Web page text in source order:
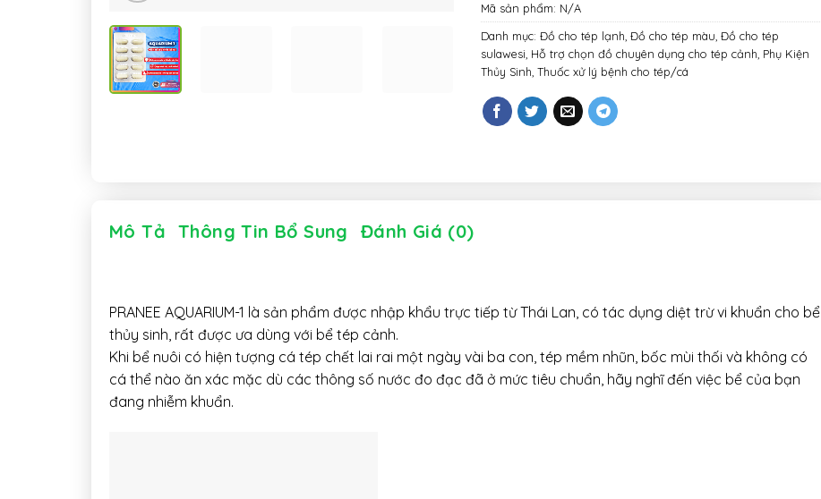
Mã sản phẩm: N/A
Danh mục: Đồ cho tép lạnh, Đồ cho tép màu, Đồ cho tép
sulawesi, Hỗ trợ chọn đồ chuyên dụng cho tép cảnh, Phụ Kiện
Thủy Sinh, Thuốc xử lý bệnh cho tép/cá
Mô Tả Thông Tin Bổ Sung Đánh Giá (0)
PRANEE AQUARIUM-1 là sản phẩm được nhập khẩu trực tiếp từ Thái Lan, có tác dụng diệt trừ vi khuẩn cho bể
thủy sinh, rất được ưa dùng với bể tép cảnh.
Khi bể nuôi có hiện tượng cá tép chết lai rai một ngày vài ba con, tép mềm nhũn, bốc mùi thối và không có
cá thể nào ăn xác mặc dù các thông số nước đo đạc đã ở mức tiêu chuẩn, hãy nghĩ đến việc bể của bạn
đang nhiễm khuẩn.